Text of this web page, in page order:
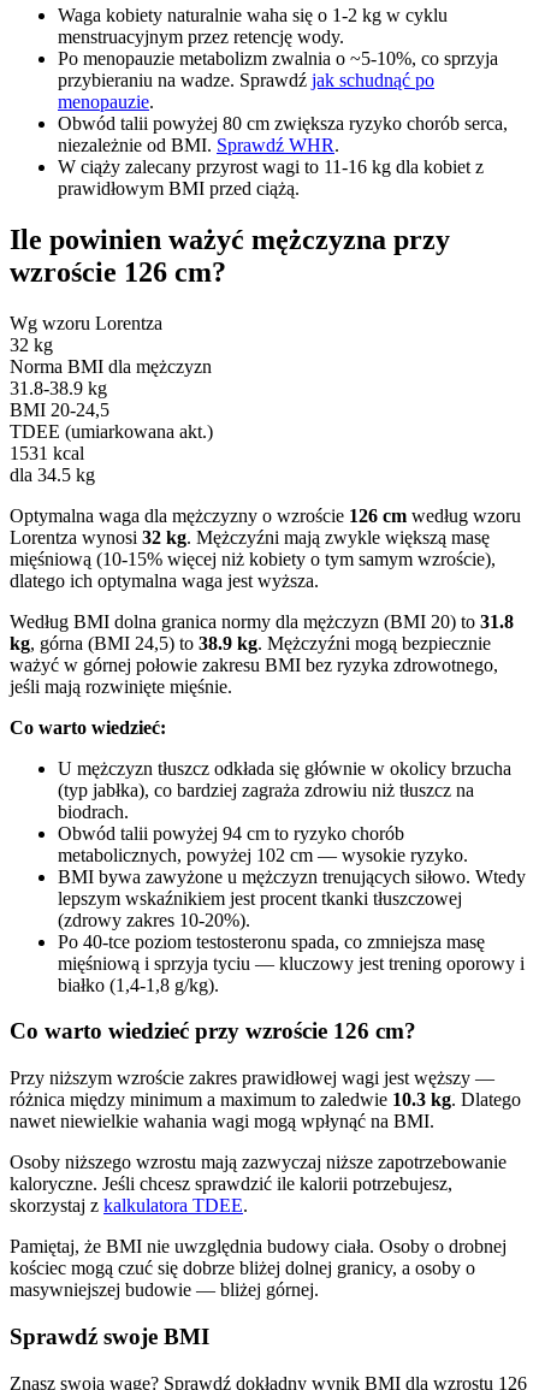
Waga kobiety naturalnie waha się o 1-2 kg w cyklu
menstruacyjnym przez retencję wody.
Po menopauzie metabolizm zwalnia o ~5-10%, co sprzyja
przybieraniu na wadze. Sprawdź jak schudnąć po
menopauzie.
Obwód talii powyżej 80 cm zwiększa ryzyko chorób serca,
niezależnie od BMI. Sprawdź WHR.
W ciąży zalecany przyrost wagi to 11-16 kg dla kobiet z
prawidłowym BMI przed ciążą.
Ile powinien ważyć mężczyzna przy
wzroście 126 cm?
Wg wzoru Lorentza
32 kg
Norma BMI dla mężczyzn
31.8-38.9 kg
BMI 20-24,5
TDEE (umiarkowana akt.)
1531 kcal
dla 34.5 kg
Optymalna waga dla mężczyzny o wzroście 126 cm według wzoru
Lorentza wynosi 32 kg. Mężczyźni mają zwykle większą masę
mięśniową (10-15% więcej niż kobiety o tym samym wzroście),
dlatego ich optymalna waga jest wyższa.
Według BMI dolna granica normy dla mężczyzn (BMI 20) to 31.8
kg, górna (BMI 24,5) to 38.9 kg. Mężczyźni mogą bezpiecznie
ważyć w górnej połowie zakresu BMI bez ryzyka zdrowotnego,
jeśli mają rozwinięte mięśnie.
Co warto wiedzieć:
U mężczyzn tłuszcz odkłada się głównie w okolicy brzucha
(typ jabłka), co bardziej zagraża zdrowiu niż tłuszcz na
biodrach.
Obwód talii powyżej 94 cm to ryzyko chorób
metabolicznych, powyżej 102 cm — wysokie ryzyko.
BMI bywa zawyżone u mężczyzn trenujących siłowo. Wtedy
lepszym wskaźnikiem jest procent tkanki tłuszczowej
(zdrowy zakres 10-20%).
Po 40-tce poziom testosteronu spada, co zmniejsza masę
mięśniową i sprzyja tyciu — kluczowy jest trening oporowy i
białko (1,4-1,8 g/kg).
Co warto wiedzieć przy wzroście 126 cm?
Przy niższym wzroście zakres prawidłowej wagi jest węższy —
różnica między minimum a maximum to zaledwie 10.3 kg. Dlatego
nawet niewielkie wahania wagi mogą wpłynąć na BMI.
Osoby niższego wzrostu mają zazwyczaj niższe zapotrzebowanie
kaloryczne. Jeśli chcesz sprawdzić ile kalorii potrzebujesz,
skorzystaj z kalkulatora TDEE.
Pamiętaj, że BMI nie uwzględnia budowy ciała. Osoby o drobnej
kościec mogą czuć się dobrze bliżej dolnej granicy, a osoby o
masywniejszej budowie — bliżej górnej.
Sprawdź swoje BMI
Znasz swoją wagę? Sprawdź dokładny wynik BMI dla wzrostu 126